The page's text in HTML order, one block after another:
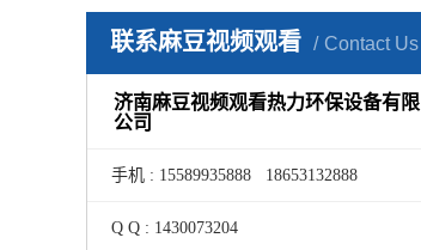
联系麻豆视频观看 Contact Us
济南麻豆视频观看热力环保设备有限
公司
手机 : 15589935888 18653132888
Q Q : 1430073204